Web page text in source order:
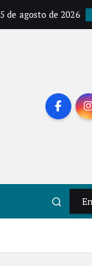
5 de agosto de 2026